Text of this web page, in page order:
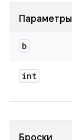
Параметры
b
int
Броски